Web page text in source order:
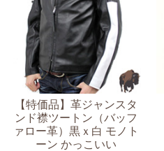
【特価品】革ジャンスタ
ンド襟ツートン（バッフ
ァロー革）黒ｘ白 モノト
ーン かっこいい